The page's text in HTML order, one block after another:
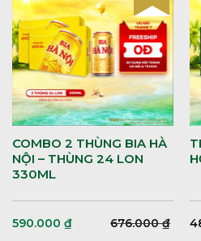
COMBO 2 THÙNG BIA HÀ
NỘI – THÙNG 24 LON
330ML
590.000 ₫ 676.000₫